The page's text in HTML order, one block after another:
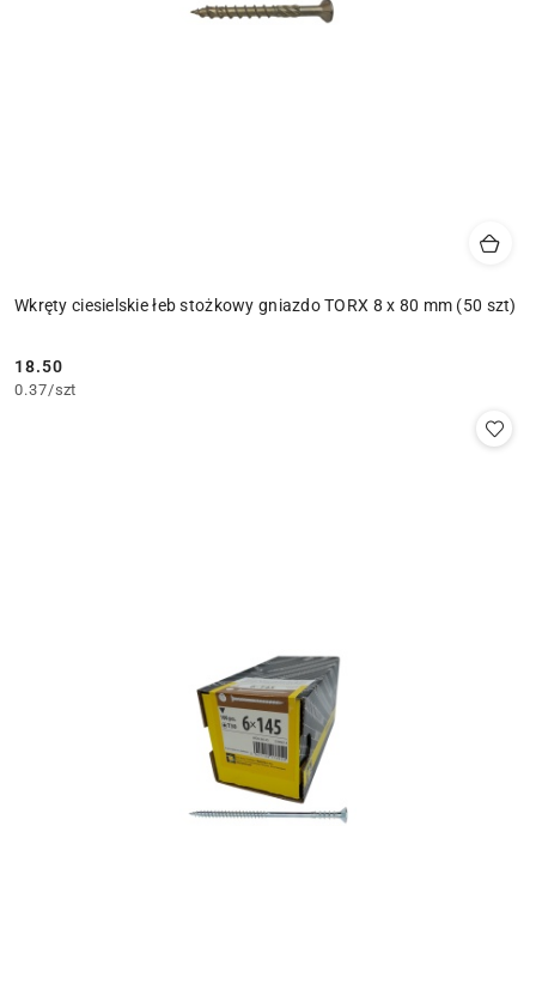
Wkręty ciesielskie łeb stożkowy gniazdo TORX 8 x 80 mm (50 szt)
Cena:
18.50
0.37/szt